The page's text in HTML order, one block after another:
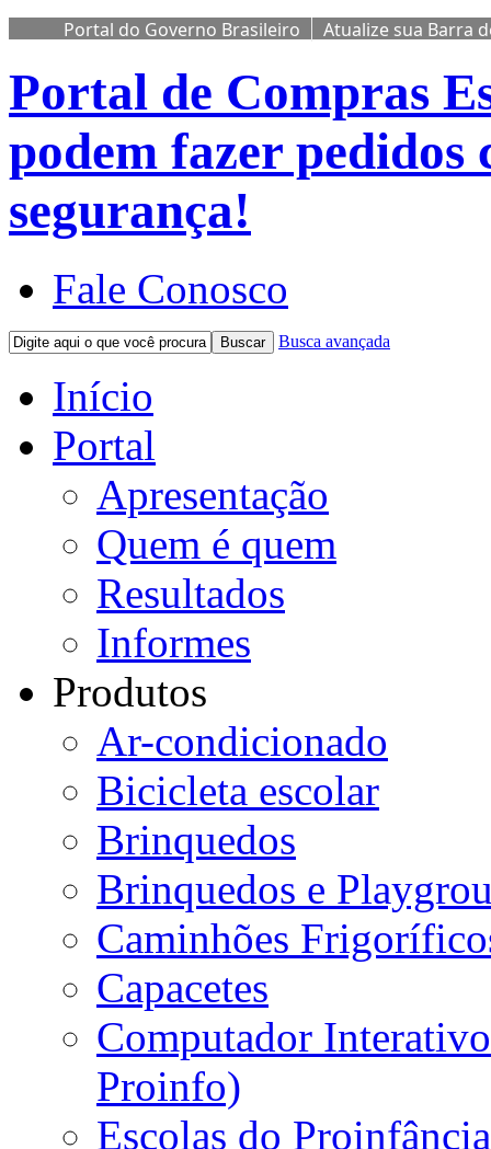
Portal do Governo Brasileiro Atualize sua Barra
Portal de Compras
podem fazer pedidos
segurança!
Fale Conosco
Buscar Busca avançada
Início
Portal
Apresentação
Quem é quem
Resultados
Informes
Produtos
Ar-condicionado
Bicicleta escolar
Brinquedos
Brinquedos e
Caminhões
Capacetes
Computador
Proinfo)
Escolas do